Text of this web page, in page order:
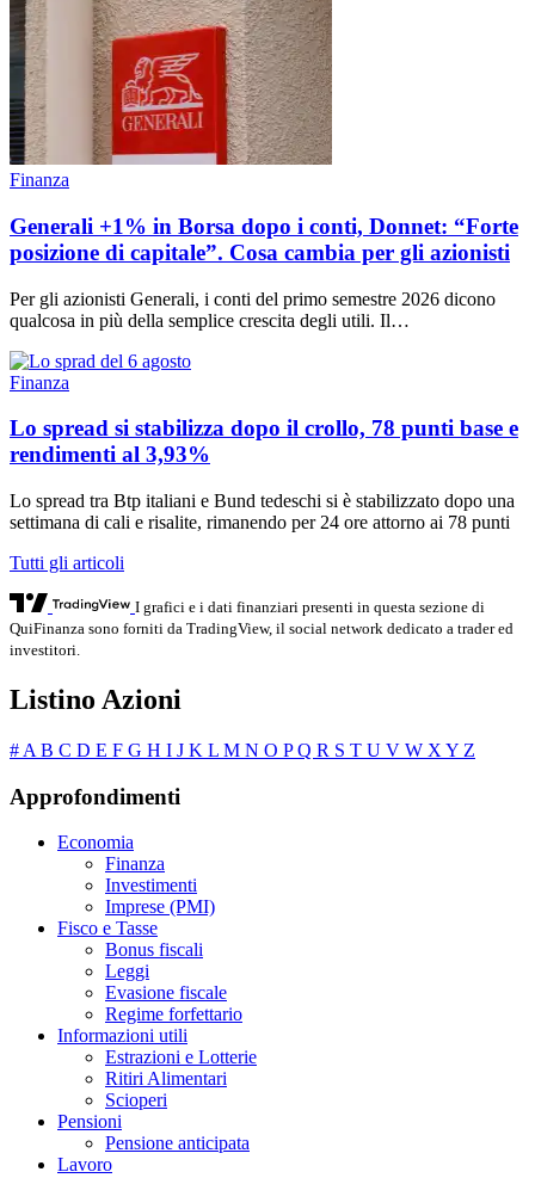
Finanza
Generali +1% in Borsa dopo i conti, Donnet: “Forte
posizione di capitale”. Cosa cambia per gli azionisti
Per gli azionisti Generali, i conti del primo semestre 2026 dicono
qualcosa in più della semplice crescita degli utili. Il…
Finanza
Lo spread si stabilizza dopo il crollo, 78 punti base e
rendimenti al 3,93%
Lo spread tra Btp italiani e Bund tedeschi si è stabilizzato dopo una
settimana di cali e risalite, rimanendo per 24 ore attorno ai 78 punti
Tutti gli articoli
I grafici e i dati finanziari presenti in questa sezione di
QuiFinanza sono forniti da TradingView, il social network dedicato a trader ed
investitori.
Listino Azioni
# A B C D E F G H I J K L M N O PQ R S T U V W X Y Z
Approfondimenti
Economia
Finanza
Investimenti
Imprese (PMI)
Fisco e Tasse
Bonus fiscali
Leggi
Evasione fiscale
Regime forfettario
Informazioni utili
Estrazioni e Lotterie
Ritiri Alimentari
Scioperi
Pensioni
Pensione anticipata
Lavoro